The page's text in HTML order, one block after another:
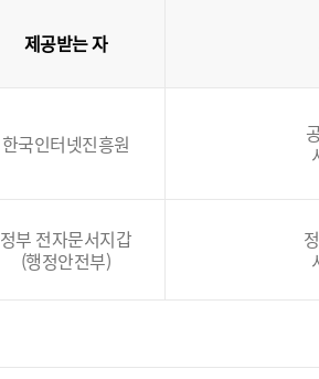
제공받는 자
한국인터넷진흥원
정부 전자문서지갑
(행정안전부)